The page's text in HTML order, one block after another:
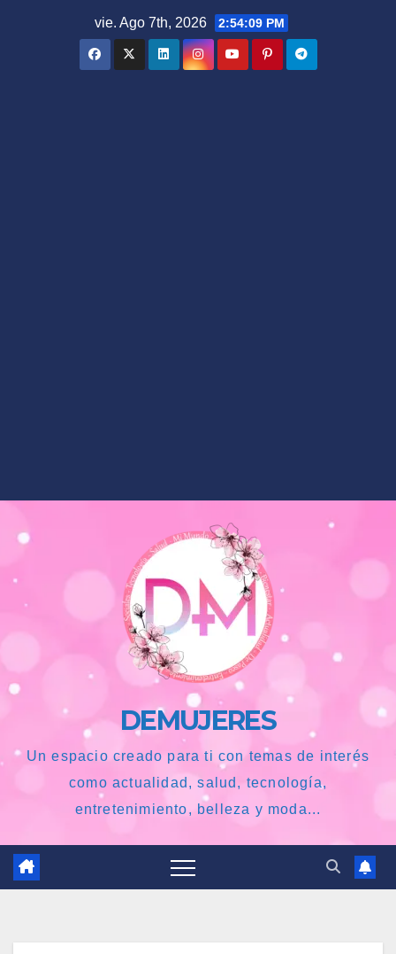
vie. Ago 7th, 2026 2:54:11 PM
DEMUJERES
Un espacio creado para ti con temas de interés
como actualidad, salud, tecnología,
entretenimiento, belleza y moda...